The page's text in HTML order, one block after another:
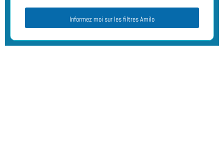
Informez moi sur les filtres Amilo